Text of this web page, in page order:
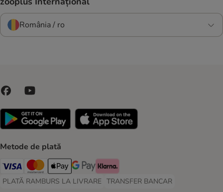
România / ro
Metode de plată
Visa Payment Method
Master Card Payment Method
Apple Pay Payment Method
Google Pay Payment Method
Klarna Payment Method
PLATĂ RAMBURS LA LIVRARE
PLATĂ RAMBURS LA LIVRARE Payment Method
TRANSFER BANCAR
TRANSFER BANCAR Payment